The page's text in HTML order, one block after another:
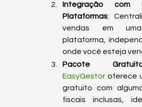
Integração com
Plataformas:
vendas em
plataforma,
onde você esteja
Pacote
EasyGestor oferece
gratuito com
fiscais inclusas,